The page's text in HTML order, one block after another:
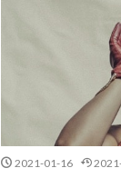
2021-01-16